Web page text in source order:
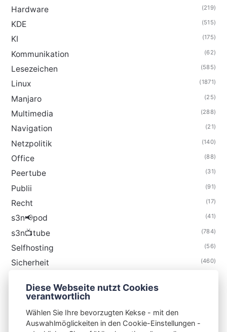
Hardware (219)
KDE (515)
KI (175)
Kommunikation (62)
Lesezeichen (585)
Linux (1871)
Manjaro (25)
Multimedia (288)
Navigation (21)
Netzpolitik (140)
Office (88)
Peertube (31)
Publii (91)
Recht (17)
s3n📢pod (41)
s3n📺tube (784)
Selfhosting (56)
Sicherheit (460)
Thunderbird
Diese Webseite nutzt Cookies
verantwortlich
Wählen Sie Ihre bevorzugten Kekse - mit den
Auswahlmöglickeiten in den Cookie-Einstellungen -